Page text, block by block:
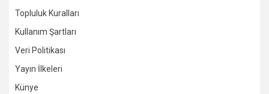
Topluluk Kuralları
Kullanım Şartları
Veri Politikası
Yayın İlkeleri
Künye